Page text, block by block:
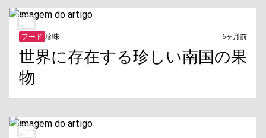
フード 珍味 6ヶ月前
世界に存在する珍しい南国の果
物